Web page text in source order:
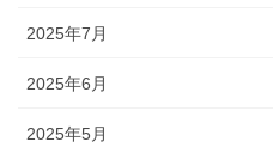
2025年7月
2025年6月
2025年5月